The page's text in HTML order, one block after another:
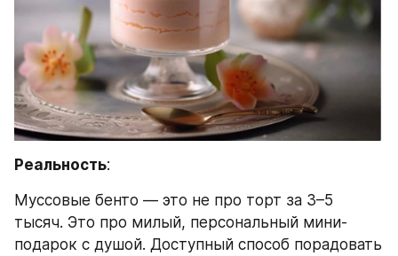
Реальность:
Муссовые бенто — это не про торт за 3–5
тысяч. Это про милый, персональный мини-
подарок с душой. Доступный способ порадовать